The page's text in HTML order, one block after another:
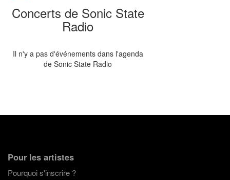
Concerts de Sonic State
Radio
Il n'y a pas d'événements dans l'agenda
de Sonic State Radio
Pour les artistes
Pourquoi s'inscrire ?